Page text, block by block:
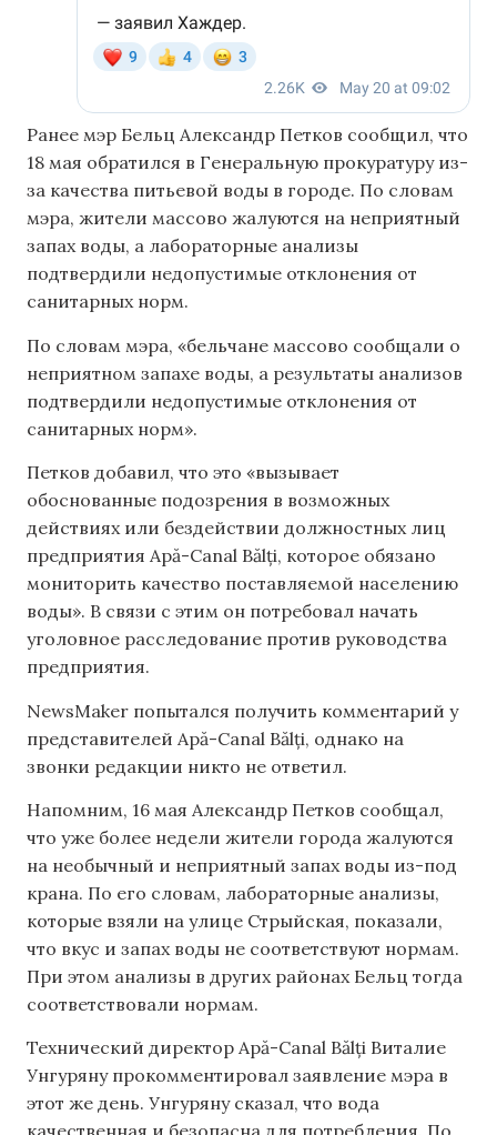
Ранее мэр Бельц Александр Петков сообщил, что
18 мая обратился в Генеральную прокуратуру из-
за качества питьевой воды в городе. По словам
мэра, жители массово жалуются на неприятный
запах воды, а лабораторные анализы
подтвердили недопустимые отклонения от
санитарных норм.
По словам мэра, «бельчане массово сообщали о
неприятном запахе воды, а результаты анализов
подтвердили недопустимые отклонения от
санитарных норм».
Петков добавил, что это «вызывает
обоснованные подозрения в возможных
действиях или бездействии должностных лиц
предприятия Apă-Canal Bălți, которое обязано
мониторить качество поставляемой населению
воды». В связи с этим он потребовал начать
уголовное расследование против руководства
предприятия.
NewsMaker попытался получить комментарий у
представителей Apă-Canal Bălți, однако на
звонки редакции никто не ответил.
Напомним, 16 мая Александр Петков сообщал,
что уже более недели жители города жалуются
на необычный и неприятный запах воды из-под
крана. По его словам, лабораторные анализы,
которые взяли на улице Стрыйская, показали,
что вкус и запах воды не соответствуют нормам.
При этом анализы в других районах Бельц тогда
соответствовали нормам.
Технический директор Apă-Canal Bălți Виталие
Унгуряну прокомментировал заявление мэра в
этот же день. Унгуряну сказал, что вода